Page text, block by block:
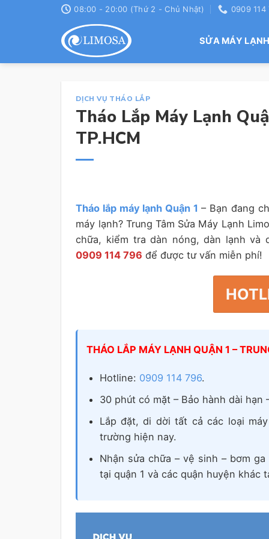
08:00 - 20:00 (Thứ 2 - Chủ Nhật) 0909 114
SỬA MÁY
DỊCH VỤ THÁO LẮP
Tháo Lắp Máy Lạnh
TP.HCM
Tháo lắp máy lạnh Quận 1 – Bạn đang
máy lạnh? Trung Tâm Sửa Máy Lạnh
chữa, kiểm tra dàn nóng, dàn lạnh
0909 114 796 để được tư vấn miễn phí!
THÁO LẮP MÁY LẠNH QUẬN 1 –
Hotline: 0909 114 796.
30 phút có mặt – Bảo hành dài hạn
Lắp đặt, di dời tất cả các loại
trường hiện nay.
Nhận sửa chữa – vệ sinh – bơm
tại quận 1 và các quận huyện khác